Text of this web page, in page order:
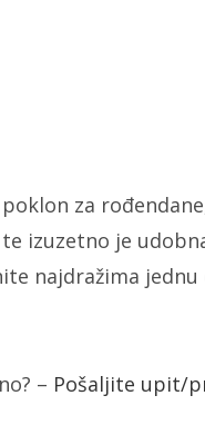
za
izuzetno je
najdražima jednu
– Pošaljite upit/